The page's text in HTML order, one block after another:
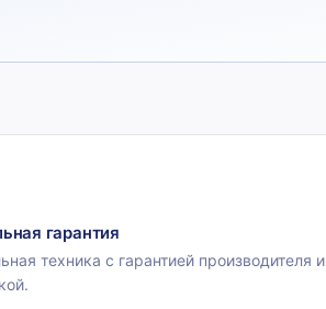
гарантия
техника с гарантией производителя и